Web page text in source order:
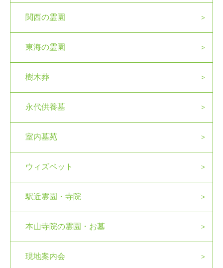
関西の霊園
東海の霊園
樹木葬
永代供養墓
室内墓苑
ウィズペット
駅近霊園・寺院
本山寺院の霊園・お墓
現地案内会